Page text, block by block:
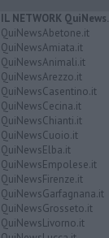
IL NETWORK
QuiNewsAbetone.it
QuiNewsAmiata.it
QuiNewsAnimali.it
QuiNewsArezzo.it
QuiNewsCasentino.it
QuiNewsCecina.it
QuiNewsChianti.it
QuiNewsCuoio.it
QuiNewsElba.it
QuiNewsEmpolese.it
QuiNewsFirenze.it
QuiNewsGarfagnana.it
QuiNewsGrosseto.it
QuiNewsLivorno.it